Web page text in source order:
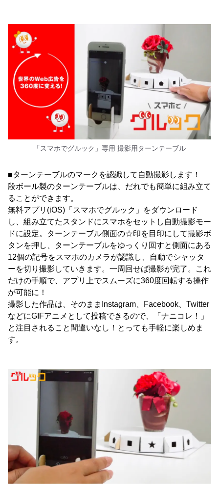
「スマホでグルック」専用 撮影用ターンテーブル
■ターンテーブルのマークを認識して自動撮影します！
段ボール製のターンテーブルは、だれでも簡単に組み立て
ることができます。
無料アプリ(iOS)「スマホでグルック」をダウンロード
し、組み立てたスタンドにスマホをセットし自動撮影モー
ドに設定。ターンテーブル側面の☆印を目印にして撮影ボ
タンを押し、ターンテーブルをゆっくり回すと側面にある
12個の記号をスマホのカメラが認識し、自動でシャッタ
ーを切り撮影していきます。一周回せば撮影が完了。これ
だけの手順で、アプリ上でスムーズに360度回転する操作
が可能に！
撮影した作品は、そのままInstagram、Facebook、Twitter
などにGIFアニメとして投稿できるので、「ナニコレ！」
と注目されること間違いなし！とっても手軽に楽しめま
す。